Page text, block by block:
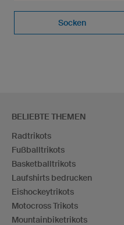
Socken
BELIEBTE THEMEN
Radtrikots
Fußballtrikots
Basketballtrikots
Laufshirts bedrucken
Eishockeytrikots
Motocross Trikots
Mountainbiketrikots